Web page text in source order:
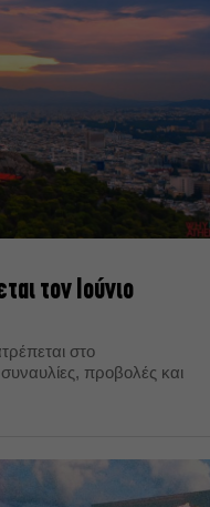
τον Ιούνιο
στο
προβολές και